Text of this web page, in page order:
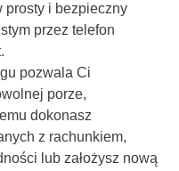
prosty i bezpieczny
przez telefon
pozwala Ci
porze,
dokonasz
z rachunkiem,
lub założysz nową